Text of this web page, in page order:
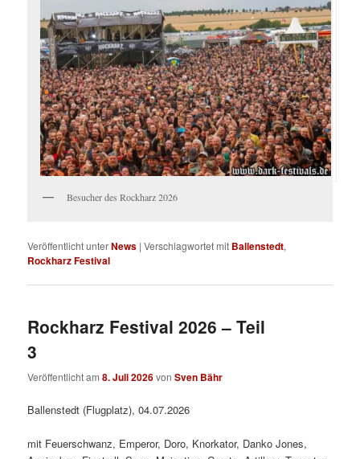
Besucher des Rockharz 2026
Veröffentlicht unterNews |Verschlagwortet mit Ballenstedt,
Rockharz Festival
Rockharz Festival 2026 – Teil
3
Veröffentlicht am8. Juli 2026vonSven Bähr
Ballenstedt (Flugplatz), 04.07.2026
mit Feuerschwanz, Emperor, Doro, Knorkator, Danko Jones,